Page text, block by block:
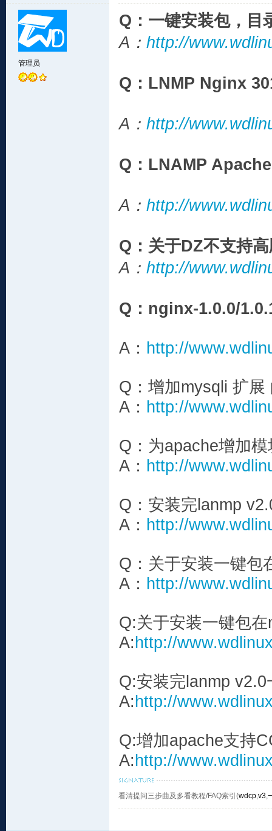
管理员
Q：一键安装包，
A： http://
Q：LNMP Nginx
A： http://
Q：LNAMP
A： http://
Q：关于DZ不支持
A： http://
Q：nginx-1.0.0/
A： http://
Q：增加mysqli 扩展
A： http://
Q：为apache增加模
A： http://
Q：安装完lanmp
A： http://
Q：关于安装一键包
A： http://
Q:关于安装一键包
A: http://
Q:安装完lanmp
A: http://
Q:增加apache支持
A: http://
看清提问三步曲及多看教程/FAQ索引(wdcp,v3,